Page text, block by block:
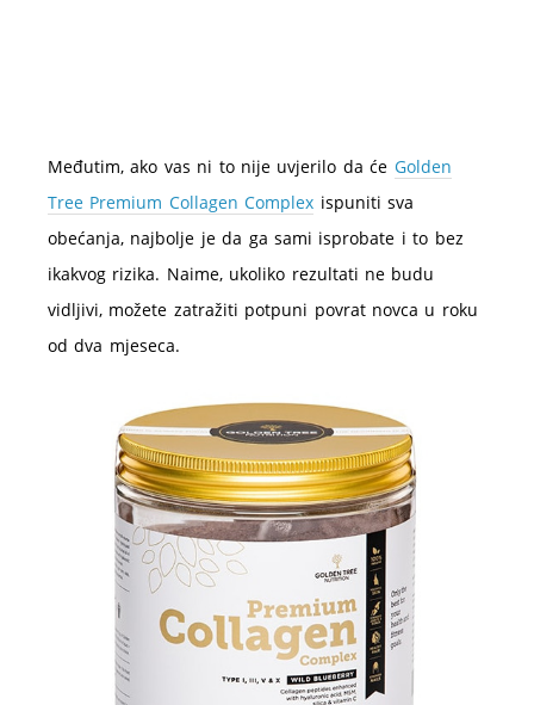
Međutim, ako vas ni to nije uvjerilo da će Golden
Tree Premium Collagen Complex ispuniti sva
obećanja, najbolje je da ga sami isprobate i to bez
ikakvog rizika. Naime, ukoliko rezultati ne budu
vidljivi, možete zatražiti potpuni povrat novca u roku
od dva mjeseca.